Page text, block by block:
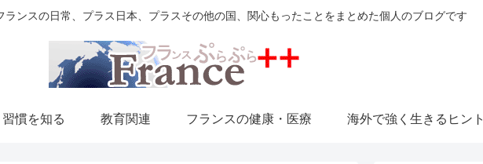
ランスの日常、プラス日本、プラスその他の国、関心もったことをまとめた個人のブログです
慣を知る 教育関連 フランスの健康・医療 海外で強く生きるヒント